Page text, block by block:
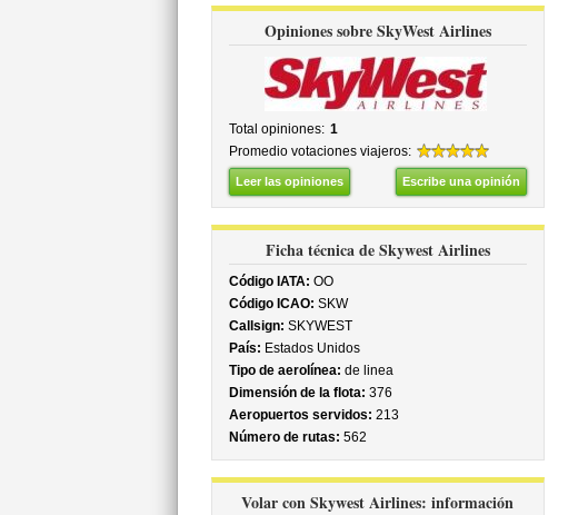
Opiniones sobre SkyWest Airlines
Total opiniones: 1
Promedio votaciones viajeros:
Leer las opiniones Escribe una opinión
Ficha técnica de Skywest Airlines
Código IATA: OO
Código ICAO: SKW
Callsign: SKYWEST
País: Estados Unidos
Tipo de aerolínea: de linea
Dimensión de la flota: 376
Aeropuertos servidos: 213
Número de rutas: 562
Volar con Skywest Airlines: información